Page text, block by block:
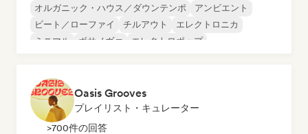
オルガニック・ハウス／ダウンテンポ
アンビエント
ビート／ローファイ
チルアウト
エレクトロニカ
ミニマル
ボサノヴァ エレクトロポップ
Oasis Grooves
プレイリスト・キュレーター
>700件の回答